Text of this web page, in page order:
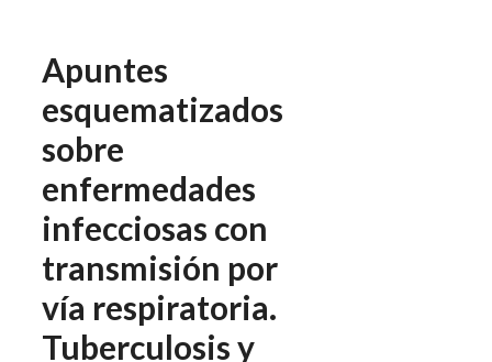
Apuntes
esquematizados
sobre
enfermedades
infecciosas con
transmisión por
vía respiratoria.
Tuberculosis y